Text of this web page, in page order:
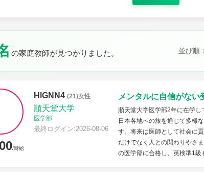
の家庭教師が見つかりました。 並び順：
/時給
HlGNN4 (21)女性
順天堂大学
医学部
最終ログイン:2026-08-06
メンタルに自信がない
順天堂大学医学部2年に在学
日本各地への旅を通じて多様
す。将来は医師として社会に
だけでなく人との関わりやさ
の医学部に合格し、英検準1
曜日